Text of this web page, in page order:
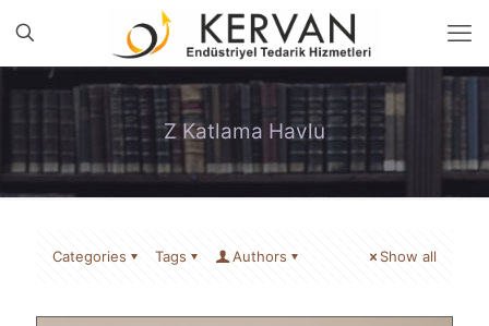
Z Katlama Havlu
Categories Tags Authors Show all